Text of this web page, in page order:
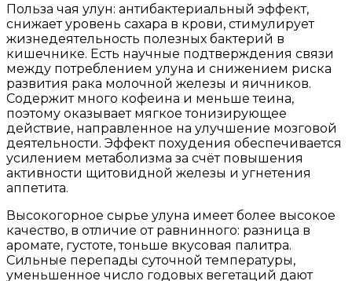
Польза чая улун: антибактериальный эффект,
снижает уровень сахара в крови, стимулирует
жизнедеятельность полезных бактерий в
кишечнике. Есть научные подтверждения связи
между потреблением улуна и снижением риска
развития рака молочной железы и яичников.
Содержит много кофеина и меньше теина,
поэтому оказывает мягкое тонизирующее
действие, направленное на улучшение мозговой
деятельности. Эффект похудения обеспечивается
усилением метаболизма за счёт повышения
активности щитовидной железы и угнетения
аппетита.
Высокогорное сырье улуна имеет более высокое
качество, в отличие от равнинного: разница в
аромате, густоте, тоньше вкусовая палитра.
Сильные перепады суточной температуры,
уменьшенное число годовых вегетаций дают